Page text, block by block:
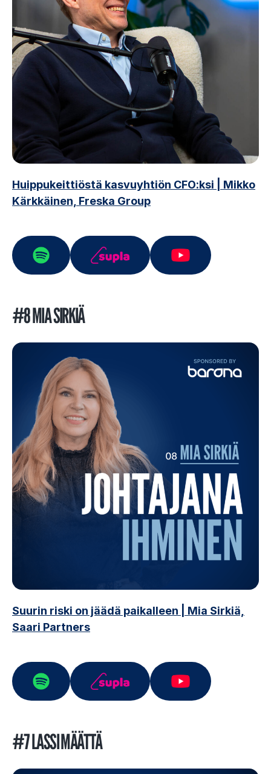
Huippukeittiöstä kasvuyhtiön CFO:ksi | Mikko
Kärkkäinen, Freska Group
#8 MIA SIRKIÄ
Suurin riski on jäädä paikalleen
Mia Sirkiä,
Saari Partners
#7 LASSI MÄÄTTÄ